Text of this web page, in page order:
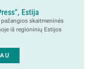
Estija
skaitmeninės
iš regioninių Estijos